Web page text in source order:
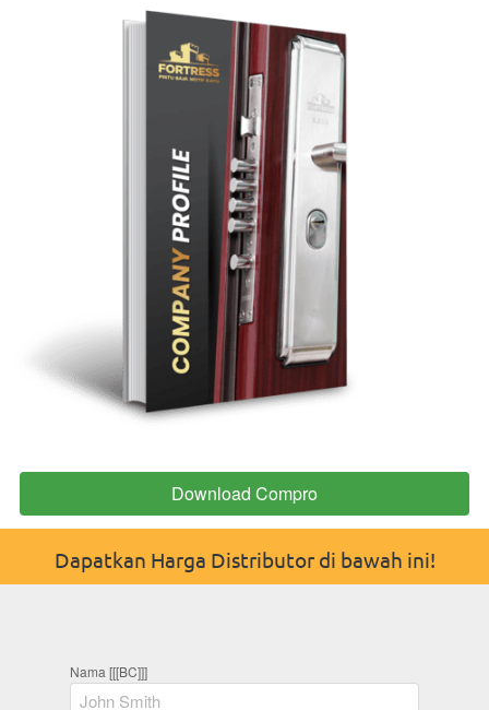
`Download Compro
Dapatkan Harga Distributor di bawah ini!
Nama [[[BC]]]